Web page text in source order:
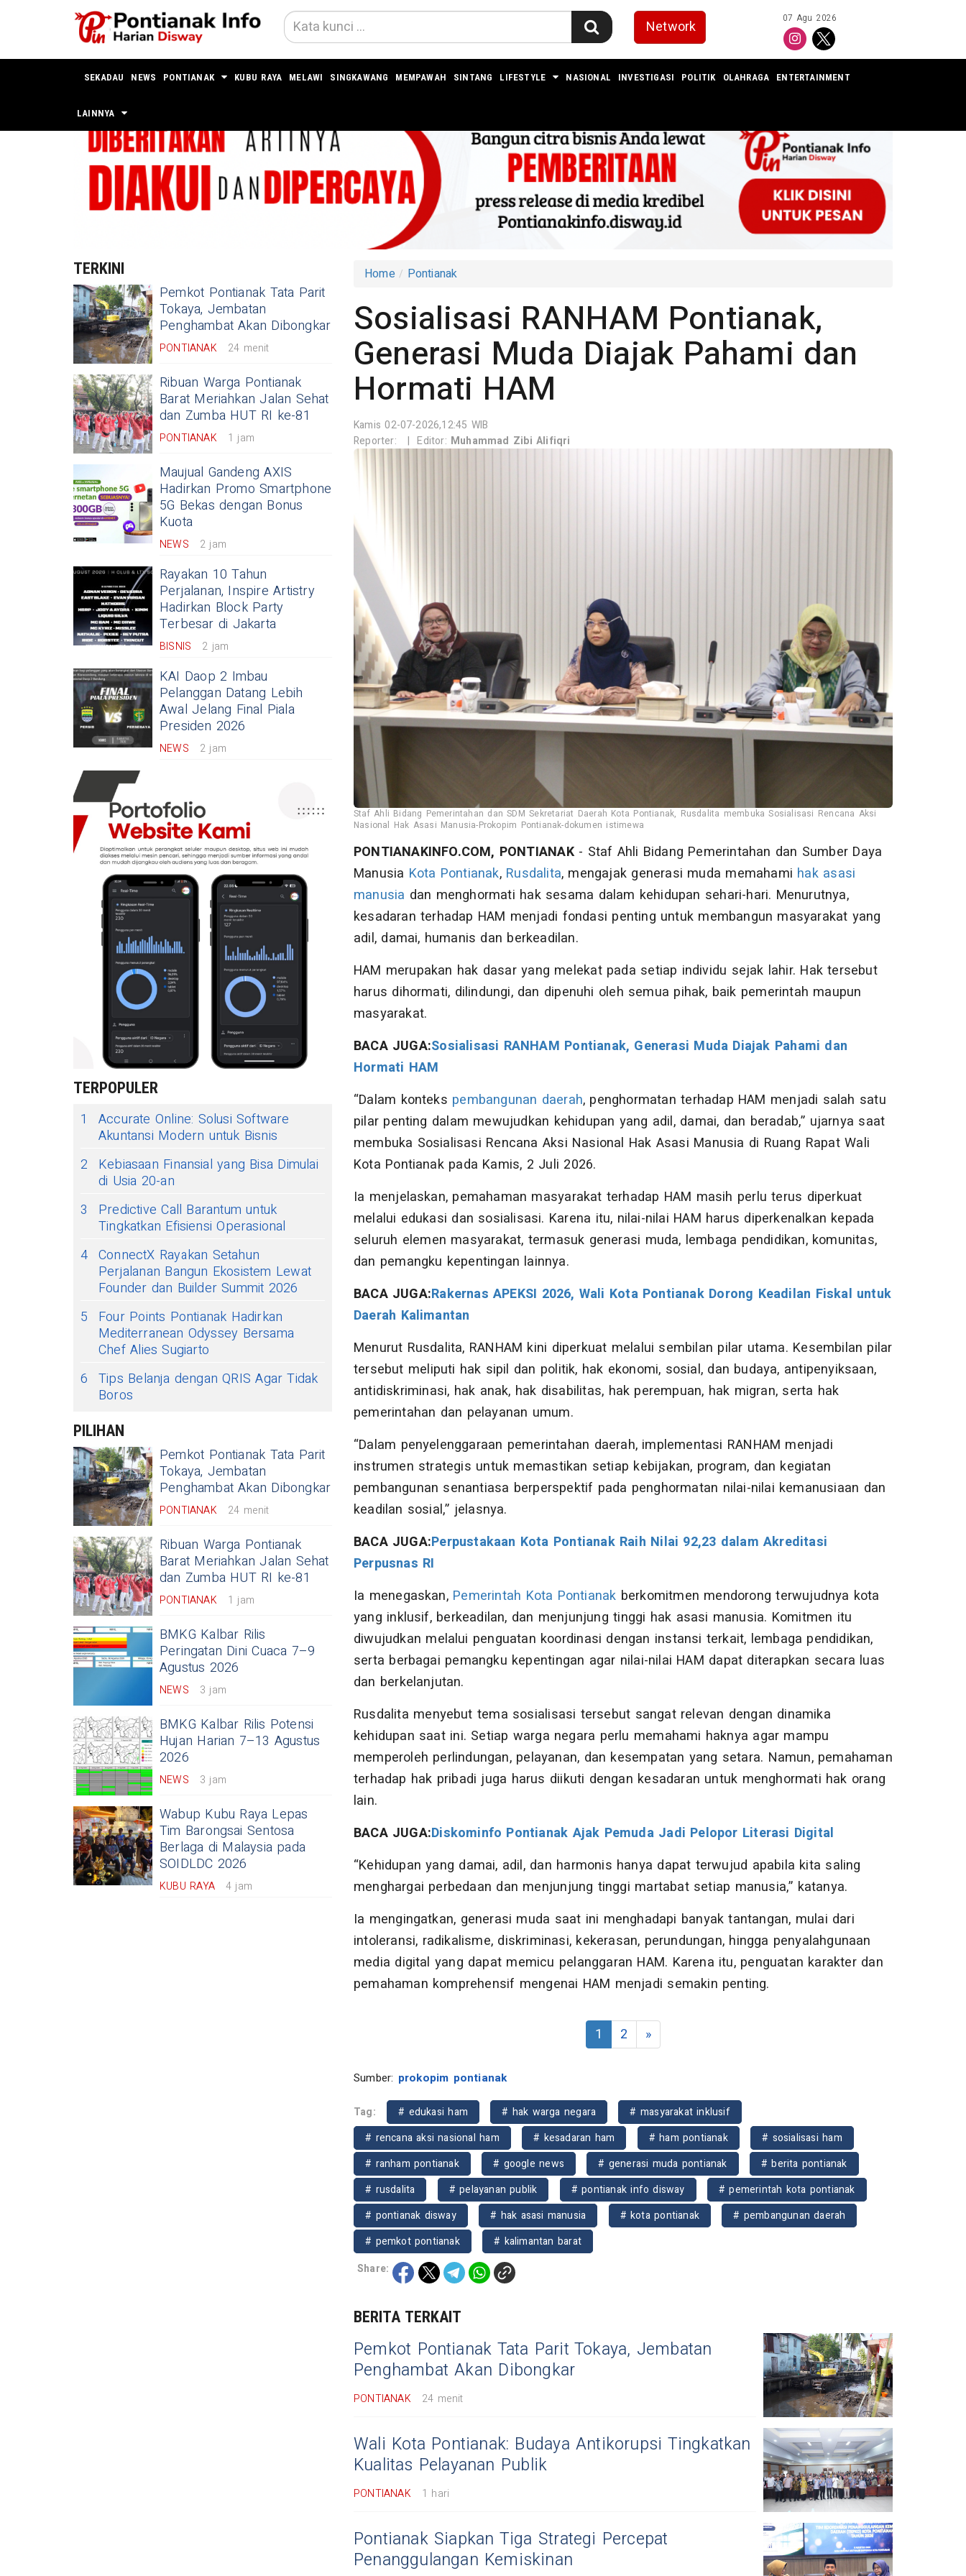
Network 07 Agu 2026
SEKADAU NEWS PONTIANAK KUBU RAYA MELAWI SINGKAWANG MEMPAWAH SINTANG LIFESTYLE NASIONAL INVESTIGASI POLITIK OLAHRAGA ENTERTAINMENT
LAINNYA
TERKINI
Pemkot Pontianak Tata Parit
Tokaya, Jembatan
Penghambat Akan Dibongkar
PONTIANAK 24 menit
Ribuan Warga Pontianak
Barat Meriahkan Jalan Sehat
dan Zumba HUT RI ke-81
PONTIANAK 1 jam
Maujual Gandeng AXIS
Hadirkan Promo Smartphone
5G Bekas dengan Bonus
Kuota
NEWS 2 jam
Rayakan 10 Tahun
Perjalanan, Inspire Artistry
Hadirkan Block Party
Terbesar di Jakarta
BISNIS 2 jam
KAI Daop 2 Imbau
Pelanggan Datang Lebih
Awal Jelang Final Piala
Presiden 2026
NEWS 2 jam
TERPOPULER
1
Accurate Online: Solusi Software
Akuntansi Modern untuk Bisnis
2
Kebiasaan Finansial yang Bisa Dimulai
di Usia 20-an
3
Predictive Call Barantum untuk
Tingkatkan Efisiensi Operasional
4 ConnectX Rayakan Setahun
Perjalanan Bangun Ekosistem Lewat
Founder dan Builder Summit 2026
5
Four Points Pontianak Hadirkan
Mediterranean Odyssey Bersama
Chef Alies Sugiarto
6 Tips Belanja dengan QRIS Agar Tidak
Boros
PILIHAN
Pemkot Pontianak Tata Parit
Tokaya, Jembatan
Penghambat Akan Dibongkar
PONTIANAK 24 menit
Ribuan Warga Pontianak
Barat Meriahkan Jalan Sehat
dan Zumba HUT RI ke-81
PONTIANAK 1 jam
BMKG Kalbar Rilis
Peringatan Dini Cuaca 7–9
Agustus 2026
NEWS 3 jam
BMKG Kalbar Rilis Potensi
Hujan Harian 7–13 Agustus
2026
NEWS 3 jam
Wabup Kubu Raya Lepas
Tim Barongsai Sentosa
Berlaga di Malaysia pada
SOIDLDC 2026
KUBU RAYA 4 jam
Home Pontianak
Sosialisasi RANHAM Pontianak,
Generasi Muda Diajak Pahami dan
Hormati HAM
Kamis 02-07-2026,12:45 WIB
Reporter:
| Editor: Muhammad Zibi Alifiqri
Staf Ahli Bidang Pemerintahan dan SDM Sekretariat Daerah Kota Pontianak, Rusdalita membuka Sosialisasi Rencana Aksi
Nasional Hak Asasi Manusia-Prokopim Pontianak-dokumen istimewa
PONTIANAKINFO.COM, PONTIANAK- Staf Ahli Bidang Pemerintahan dan Sumber Daya
Manusia Kota Pontianak, Rusdalita, mengajak generasi muda memahami hak asasi
manusia dan menghormati hak sesama dalam kehidupan sehari-hari. Menurutnya,
kesadaran terhadap HAM menjadi fondasi penting untuk membangun masyarakat yang
adil, damai, humanis dan berkeadilan.
HAM merupakan hak dasar yang melekat pada setiap individu sejak lahir. Hak tersebut
harus dihormati, dilindungi, dan dipenuhi oleh semua pihak, baik pemerintah maupun
masyarakat.
BACA JUGA:Sosialisasi RANHAM Pontianak, Generasi Muda Diajak Pahami dan
Hormati HAM
“Dalam konteks pembangunan daerah, penghormatan terhadap HAM menjadi salah satu
pilar penting dalam mewujudkan kehidupan yang adil, damai, dan beradab,” ujarnya saat
membuka Sosialisasi Rencana Aksi Nasional Hak Asasi Manusia di Ruang Rapat Wali
Kota Pontianak pada Kamis, 2 Juli 2026.
Ia menjelaskan, pemahaman masyarakat terhadap HAM masih perlu terus diperkuat
melalui edukasi dan sosialisasi. Karena itu, nilai-nilai HAM harus diperkenalkan kepada
seluruh elemen masyarakat, termasuk generasi muda, lembaga pendidikan, komunitas,
dan pemangku kepentingan lainnya.
BACA JUGA:Rakernas APEKSI 2026, Wali Kota Pontianak Dorong Keadilan Fiskal untuk
Daerah Kalimantan
Menurut Rusdalita, RANHAM kini diperkuat melalui sembilan pilar utama. Kesembilan pilar
tersebut meliputi hak sipil dan politik, hak ekonomi, sosial, dan budaya, antipenyiksaan,
antidiskriminasi, hak anak, hak disabilitas, hak perempuan, hak migran, serta hak
pemerintahan dan pelayanan umum.
“Dalam penyelenggaraan pemerintahan daerah, implementasi RANHAM menjadi
instrumen strategis untuk memastikan setiap kebijakan, program, dan kegiatan
pembangunan senantiasa berperspektif pada penghormatan nilai-nilai kemanusiaan dan
keadilan sosial,” jelasnya.
BACA JUGA:Perpustakaan Kota Pontianak Raih Nilai 92,23 dalam Akreditasi
Perpusnas RI
Ia menegaskan, Pemerintah Kota Pontianak berkomitmen mendorong terwujudnya kota
yang inklusif, berkeadilan, dan menjunjung tinggi hak asasi manusia. Komitmen itu
diwujudkan melalui penguatan koordinasi dengan instansi terkait, lembaga pendidikan,
serta berbagai pemangku kepentingan agar nilai-nilai HAM dapat diterapkan secara luas
dan berkelanjutan.
Rusdalita menyebut tema sosialisasi tersebut sangat relevan dengan dinamika
kehidupan saat ini. Setiap warga negara perlu memahami haknya agar mampu
memperoleh perlindungan, pelayanan, dan kesempatan yang setara. Namun, pemahaman
terhadap hak pribadi juga harus diikuti dengan kesadaran untuk menghormati hak orang
lain.
BACA JUGA:Diskominfo Pontianak Ajak Pemuda Jadi Pelopor Literasi Digital
“Kehidupan yang damai, adil, dan harmonis hanya dapat terwujud apabila kita saling
menghargai perbedaan dan menjunjung tinggi martabat setiap manusia,” katanya.
Ia mengingatkan, generasi muda saat ini menghadapi banyak tantangan, mulai dari
intoleransi, radikalisme, diskriminasi, kekerasan, perundungan, hingga penyalahgunaan
media digital yang dapat memicu pelanggaran HAM. Karena itu, penguatan karakter dan
pemahaman komprehensif mengenai HAM menjadi semakin penting.
1 2 »
Sumber: prokopim pontianak
Tag: # edukasi ham # hak warga negara
# masyarakat inklusif
# rencana aksi nasional ham
# kesadaran ham # ham pontianak
# sosialisasi ham
# ranham pontianak
# google news # generasi muda pontianak
# berita pontianak
# rusdalita
# pelayanan publik # pontianak info disway
# pemerintah kota pontianak
# pontianak disway
# hak asasi manusia # kota pontianak
# pembangunan daerah
# pemkot pontianak
# kalimantan barat
Share:
BERITA TERKAIT
Pemkot Pontianak Tata Parit Tokaya, Jembatan
Penghambat Akan Dibongkar
PONTIANAK 24 menit
Wali Kota Pontianak: Budaya Antikorupsi Tingkatkan
Kualitas Pelayanan Publik
PONTIANAK 1 hari
Pontianak Siapkan Tiga Strategi Percepat
Penanggulangan Kemiskinan